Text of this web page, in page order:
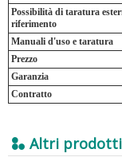
Possibilità di taratura
riferimento
Manuali d'uso e taratura
Prezzo
Garanzia
Contratto
Altri prodotti